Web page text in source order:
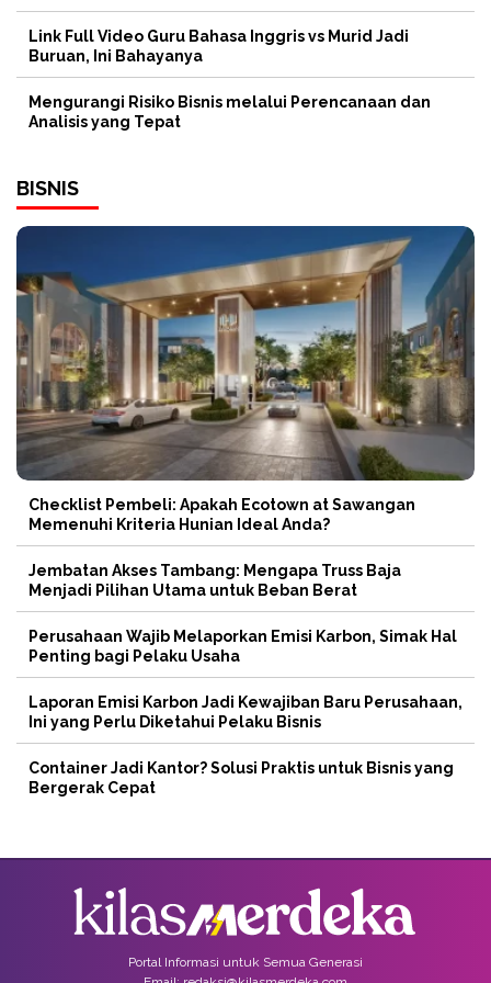
Link Full Video Guru Bahasa Inggris vs Murid Jadi
Buruan, Ini Bahayanya
Mengurangi Risiko Bisnis melalui Perencanaan dan
Analisis yang Tepat
BISNIS
Checklist Pembeli: Apakah Ecotown at Sawangan
Memenuhi Kriteria Hunian Ideal Anda?
Jembatan Akses Tambang: Mengapa Truss Baja
Menjadi Pilihan Utama untuk Beban Berat
Perusahaan Wajib Melaporkan Emisi Karbon, Simak Hal
Penting bagi Pelaku Usaha
Laporan Emisi Karbon Jadi Kewajiban Baru Perusahaan,
Ini yang Perlu Diketahui Pelaku Bisnis
Container Jadi Kantor? Solusi Praktis untuk Bisnis yang
Bergerak Cepat
Portal Informasi untuk Semua Generasi